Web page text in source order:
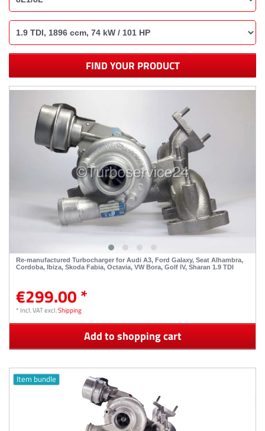
FIND YOUR PRODUCT
Re-manufactured Turbocharger for Audi A3, Ford Galaxy, Seat Alhambra,
Cordoba, Ibiza, Skoda Fabia, Octavia, VW Bora, Golf IV, Sharan 1.9 TDI
€299.00 *
* Incl. VATexcl.Shipping
Add to shopping cart
Item bundle